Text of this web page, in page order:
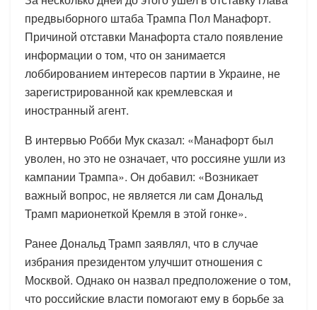
предвыборного штаба Трампа Пол Манафорт.
Причиной отставки Манафорта стало появление
информации о том, что он занимается
лоббированием интересов партии в Украине, не
зарегистрированной как кремлевская и
иностранный агент.
В интервью Робби Мук сказал: «Манафорт был
уволен, но это не означает, что россияне ушли из
кампании Трампа». Он добавил: «Возникает
важный вопрос, не является ли сам Дональд
Трамп марионеткой Кремля в этой гонке».
Ранее Дональд Трамп заявлял, что в случае
избрания президентом улучшит отношения с
Москвой. Однако он назвал предположение о том,
что российские власти помогают ему в борьбе за